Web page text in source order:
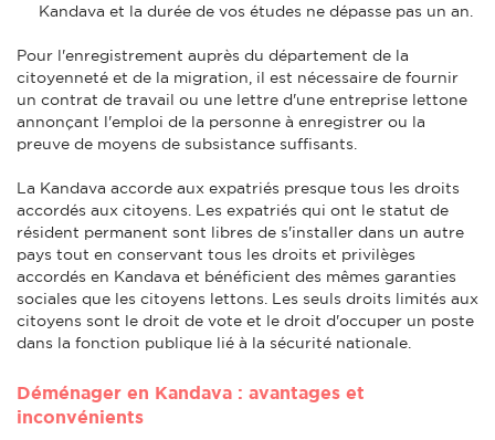
Kandava et la durée de vos études ne dépasse pas un an.
Pour l'enregistrement auprès du département de la
citoyenneté et de la migration, il est nécessaire de fournir
un contrat de travail ou une lettre d'une entreprise lettone
annonçant l'emploi de la personne à enregistrer ou la
preuve de moyens de subsistance suffisants.
La Kandava accorde aux expatriés presque tous les droits
accordés aux citoyens. Les expatriés qui ont le statut de
résident permanent sont libres de s'installer dans un autre
pays tout en conservant tous les droits et privilèges
accordés en Kandava et bénéficient des mêmes garanties
sociales que les citoyens lettons. Les seuls droits limités aux
citoyens sont le droit de vote et le droit d'occuper un poste
dans la fonction publique lié à la sécurité nationale.
Déménager en Kandava : avantages et
inconvénients